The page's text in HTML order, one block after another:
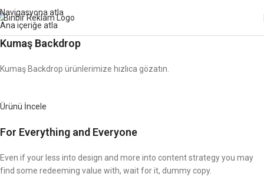
Navigasyona atla
Ana içeriğe atla
Kumaş Backdrop
Kumaş Backdrop ürünlerimize hızlıca gözatın.
Ürünü İncele
For Everything and Everyone
Even if your less into design and more into content strategy you may
find some redeeming value with, wait for it, dummy copy.